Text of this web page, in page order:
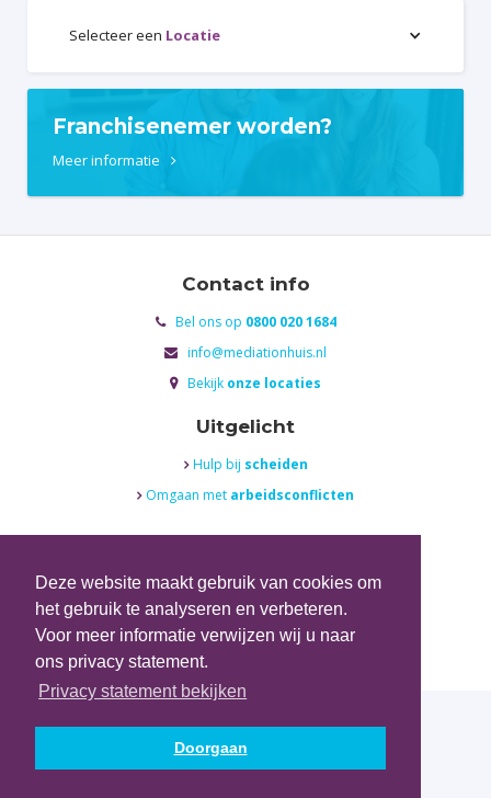
Deze website maakt gebruik van cookies om
het gebruik te analyseren en verbeteren.
Voor meer informatie verwijzen wij u naar
ons privacy statement.
Privacy statement bekijken
Doorgaan
Selecteer een Locatie
Franchisenemer worden?
Meer informatie 
Contact info
 Bel ons op 0800 020 1684
 info@mediationhuis.nl
 Bekijk onze locaties
Uitgelicht
 Hulp bij scheiden
 Omgaan met arbeidsconflicten
 Volg ons opTwitter
 Volg ons op Facebook
Copyright © Mediationhuis